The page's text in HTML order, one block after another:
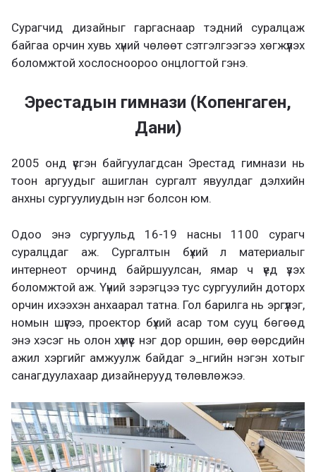
Сурагчид дизайныг гаргаснаар тэдний суралцаж
байгаа орчин хувь хүний чөлөөт сэтгэлгээгээ хөгжүүлэх
боломжтой хослосноороо онцлогтой гэнэ.
Эрестадын гимнази (Копенгаген,
Дани)
2005 онд үүсгэн байгуулагдсан Эрестад гимнази нь
тоон аргуудыг ашиглан сургалт явуулдаг дэлхийн
анхны сургуулиудын нэг болсон юм.
Одоо энэ сургуульд 16-19 насны 1100 сурагч
суралцдаг аж. Сургалтын бүхий л материалыг
интернеот орчинд байршуулсан, ямар ч үед үзэх
боломжтой аж. Үүний зэрэгцээ тус сургуулийн доторх
орчин ихээхэн анхаарал татна. Гол барилга нь эргүүлэг,
номын шүүгээ, проектор бүхий асар том сууц бөгөөд
энэ хэсэг нь олон хүмүүс нэг дор оршин, өөр өөрсдийн
ажил хэргийг амжуулж байдаг э_нгийн нэгэн хотыг
санагдуулахаар дизайнерууд төлөвлөжээ.